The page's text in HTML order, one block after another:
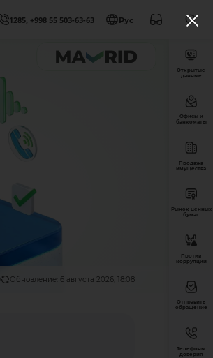
1285, +998 55 503-63-63 Рус
Обновление: 6 августа 2026, 18:08
Открытые
данные
Офисы и
банкоматы
Продажа
имущества
Рынок ценных
бумаг
Против
коррупции
Отправить
обращение
Телефоны
доверия